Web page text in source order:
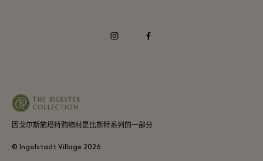
因戈尔斯施塔特购物村是比斯特系列的一部分
© Ingolstadt Village 2026
instagramfacebook